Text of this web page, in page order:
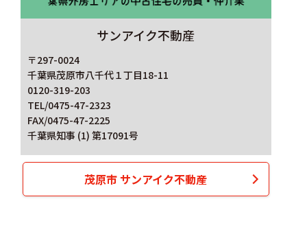
サンアイク不動産
〒297-0024
千葉県茂原市八千代１丁目18-11
0120-319-203
TEL/0475-47-2323
FAX/0475-47-2225
千葉県知事 (1) 第17091号
茂原市 サンアイク不動産